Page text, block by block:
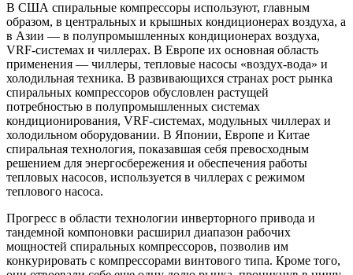
В США спиральные компрессоры используют, главным
образом, в центральных и крышных кондиционерах воздуха, а
в Азии — в полупромышленных кондиционерах воздуха,
VRF-системах и чиллерах. В Европе их основная область
применения — чиллеры, тепловые насосы «воздух-вода» и
холодильная техника. В развивающихся странах рост рынка
спиральных компрессоров обусловлен растущей
потребностью в полупромышленных системах
кондиционирования, VRF-системах, модульных чиллерах и
холодильном оборудовании. В Японии, Европе и Китае
спиральная технология, показавшая себя превосходным
решением для энергосбережения и обеспечения работы
тепловых насосов, используется в чиллерах с режимом
теплового насоса.
Прогресс в области технологии инверторного привода и
тандемной компоновки расширил диапазон рабочих
мощностей спиральных компрессоров, позволив им
конкурировать с компрессорами винтового типа. Кроме того,